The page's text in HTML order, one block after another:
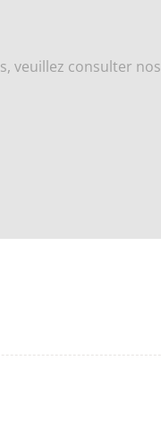
veuillez consulter nos